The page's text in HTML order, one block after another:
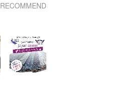
RECOMMEND